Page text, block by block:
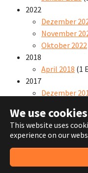
We use cookies
This website uses
experience on our
2022
Dezember
November
Oktober 2022
2018
April 2018 (1
2017
Dezember
© 2024HG Zirndorf